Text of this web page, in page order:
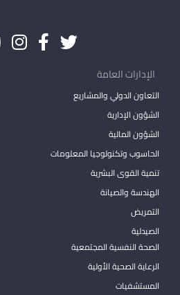
الإدارات العامة
التعاون الدولي والمشاريع
الشؤون الإدارية
الشؤون المالية
الحاسوب وتكنولوجيا المعلومات
تنمية القوى البشرية
الهندسة والصيانة
التمريض
الصيدلية
الصحة النفسية المجتمعية
الرعاية الصحية الأولية
المستشفيات